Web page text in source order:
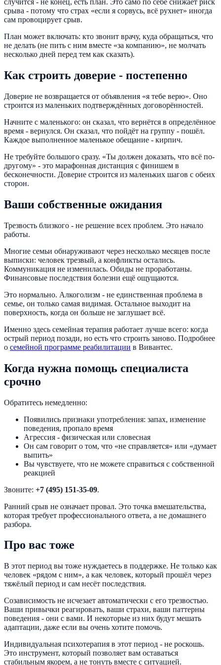
случится - не конец, есть план. Это само по себе снижает риск
срыва - потому что страх «если я сорвусь, всё рухнет» иногда
сам провоцирует срыв.
План может включать: кто звонит врачу, куда обращаться, что
не делать (не пить с ним вместе «за компанию», не молчать
несколько дней перед тем как сказать).
Как строить доверие - постепенно
Доверие не возвращается от объявления «я тебе верю». Оно
строится из маленьких подтверждённых договорённостей.
Начните с маленького: он сказал, что вернётся в определённое
время - вернулся. Он сказал, что пойдёт на группу - пошёл.
Каждое выполненное маленькое обещание - кирпич.
Не требуйте большого сразу. «Ты должен доказать, что всё по-
другому» - это марафонная дистанция с финишем в
бесконечности. Доверие строится из маленьких шагов с обеих
сторон.
Ваши собственные ожидания
Трезвость близкого - не решение всех проблем. Это начало
работы.
Многие семьи обнаруживают через несколько месяцев после
выписки: человек трезвый, а конфликты остались.
Коммуникация не изменилась. Обиды не проработаны.
Финансовые последствия болезни ещё ощущаются.
Это нормально. Алкоголизм - не единственная проблема в
семье, он только самая видимая. Остальное выходит на
поверхность, когда он больше не заглушает всё.
Именно здесь семейная терапия работает лучше всего: когда
острый период позади, но есть что строить заново. Подробнее
о семейной программе реабилитации в Вивантес.
Когда нужна помощь специалиста
срочно
Обратитесь немедленно:
Появились признаки употребления: запах, изменение
поведения, пропало время
Агрессия - физическая или словесная
Он сам говорит о том, что «не справляется» или «думает
выпить»
Вы чувствуете, что не можете справиться с собственной
реакцией
Звоните: +7 (495) 151-35-09.
Ранний срыв не означает провал. Это точка вмешательства,
которая требует профессионального ответа, а не домашнего
разбора.
Про вас тоже
В этот период вы тоже нуждаетесь в поддержке. Не только как
человек «рядом с ним», а как человек, который прошёл через
тяжёлый период и сам несёт последствия.
Созависимость не исчезает автоматически с его трезвостью.
Ваши привычки реагировать, ваши страхи, ваши паттерны
поведения - они с вами. И некоторые из них будут мешать
адаптации, даже если вы очень хотите помочь.
Индивидуальная психотерапия в этот период - не роскошь.
Это инструмент, который позволяет вам оставаться
стабильным якорем, а не тонуть вместе с ситуацией.